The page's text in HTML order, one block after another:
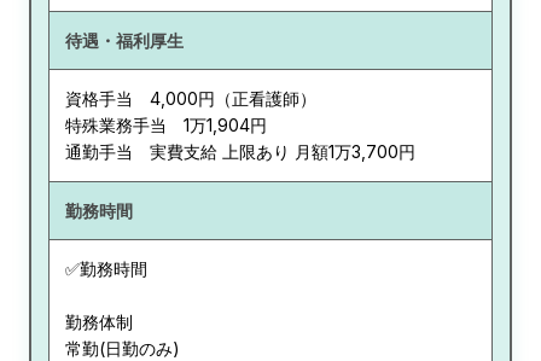
待遇・福利厚生
資格手当 4,000円（正看護師）
特殊業務手当 1万1,904円
通勤手当 実費支給 上限あり 月額1万3,700円
勤務時間
✅勤務時間
勤務体制
常勤(日勤のみ)